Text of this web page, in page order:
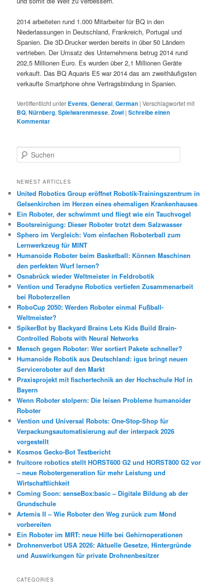
2014 arbeiteten rund 1.000 Mitarbeiter für BQ in den
Niederlassungen in Deutschland, Frankreich, Portugal und
Spanien. Die 3D-Drucker werden bereits in über 50 Ländern
vertrieben. Der Umsatz des Unternehmens betrug 2014 rund
202,5 Millionen Euro. Es wurden über 2,1 Millionen Geräte
verkauft. Das BQ Aquaris E5 war 2014 das am zweithäufigsten
verkaufte Smartphone ohne Vertragsbindung in Spanien.
Veröffentlicht unter Events,General,German |Verschlagwortet mit
BQ,Nürnberg,Spielwarenmesse,Zowi |Schreibe einen
Kommentar
u
h
n
NEWEST ARTICLES
United Robotics Group eröffnet Robotik-Trainingszentrum in
Gelsenkirchen im Herzen eines ehemaligen Krankenhauses
Ein Roboter, der schwimmt und fliegt wie ein Tauchvogel
Bootsreinigung: Dieser Roboter trotzt dem Salzwasser
Sphero im Vergleich: Vom einfachen Roboterball zum
Lernwerkzeug für MINT
Humanoide Roboter beim Basketball: Können Maschinen
den perfekten Wurf lernen?
Osnabrück wieder Weltmeister in Feldrobotik
Vention und Teradyne Robotics vertiefen Zusammenarbeit
bei Roboterzellen
RoboCup 2050: Werden Roboter einmal Fußball-
Weltmeister?
SpikerBot by Backyard Brains Lets Kids Build Brain-
Controlled Robots with Neural Networks
Mensch gegen Roboter: Wer sortiert Pakete schneller?
Humanoide Robotik aus Deutschland: igus bringt neuen
Serviceroboter auf den Markt
Praxisprojekt mit fischertechnik an der Hochschule Hof in
Bayern
Wenn Roboter stolpern: Die leisen Probleme humanoider
Roboter
Vention und Universal Robots: One-Stop-Shop für
Verpackungsautomatisierung auf der interpack 2026
vorgestellt
Kosmos Gecko-Bot Testbericht
fruitcore robotics stellt HORST600 G2 und HORST800 G2 vor
– neue Robotergeneration für mehr Leistung und
Wirtschaftlichkeit
Coming Soon: senseBox:basic – Digitale Bildung ab der
Grundschule
Artemis II – Wie Roboter den Weg zurück zum Mond
vorbereiten
Ein Roboter im MRT: neue Hilfe bei Gehirnoperationen
Drohnenverbot USA 2026: Aktuelle Gesetze, Hintergründe
und Auswirkungen für private Drohnenbesitzer
CATEGORIES